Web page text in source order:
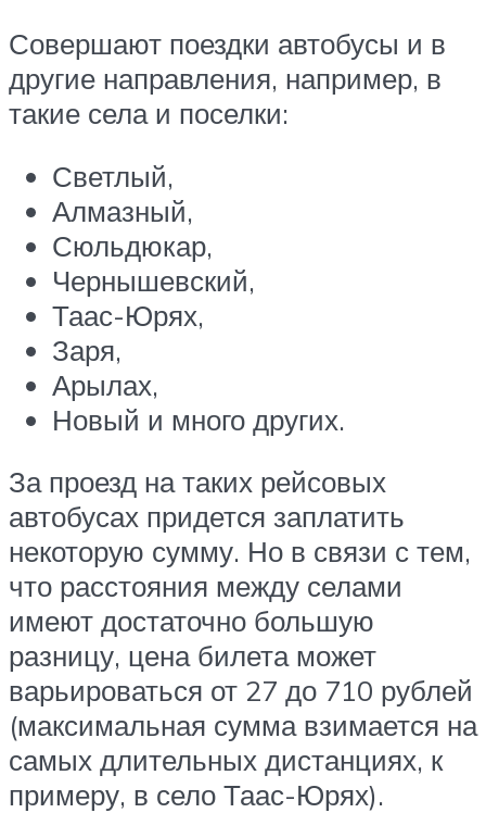
Совершают поездки автобусы и в
другие направления, например, в
такие села и поселки:
Светлый,
Алмазный,
Сюльдюкар,
Чернышевский,
Таас-Юрях,
Заря,
Арылах,
Новый и много других.
За проезд на таких рейсовых
автобусах придется заплатить
некоторую сумму. Но в связи с тем,
что расстояния между селами
имеют достаточно большую
разницу, цена билета может
варьироваться от 27 до 710 рублей
(максимальная сумма взимается на
самых длительных дистанциях, к
примеру, в село Таас-Юрях).